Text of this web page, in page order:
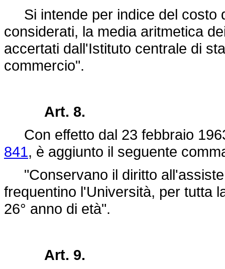
Si intende per indice del costo
considerati, la media aritmetica
accertati dall'Istituto centrale di
commercio".
Art. 8.
Con effetto dal 23 febbraio
841, è aggiunto il seguente
"Conservano il diritto
frequentino l'Università, per tutta
26° anno di età".
Art. 9.